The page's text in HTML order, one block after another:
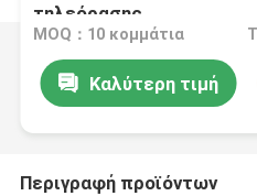
τηλεόρασης
MOQ：10 κομμάτια
Καλύτερη τιμή
Περιγραφή προϊόντων